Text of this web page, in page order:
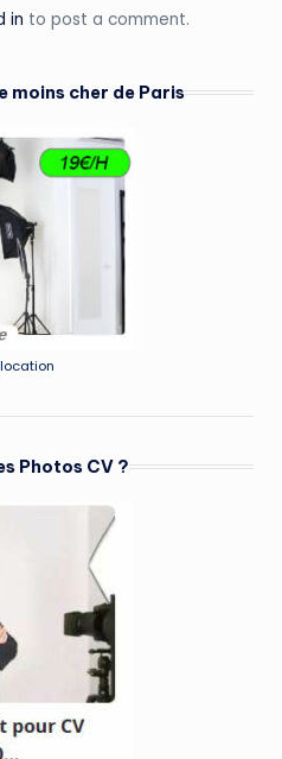
in to post a comment.
moins cher de Paris
Photos CV ?